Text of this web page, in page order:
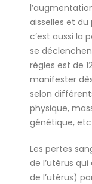
aisselles et du
c’est aussi la
se
règles est de
manifester
selon
physique,
génétique,
Les pertes
de l’utérus
de l’utérus)